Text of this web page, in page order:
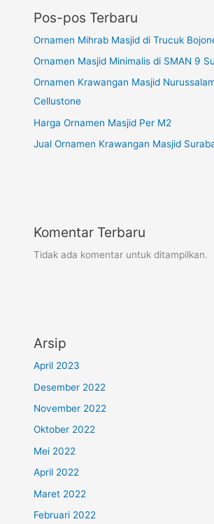
Pos-pos Terbaru
Ornamen Mihrab Masjid di Trucuk
Ornamen Masjid Minimalis di SMAN 9
Ornamen Krawangan Masjid
Cellustone
Harga Ornamen Masjid Per M2
Jual Ornamen Krawangan Masjid
Komentar Terbaru
Tidak ada komentar untuk ditampilkan.
Arsip
April 2023
Desember 2022
November 2022
Oktober 2022
Mei 2022
April 2022
Maret 2022
Februari 2022